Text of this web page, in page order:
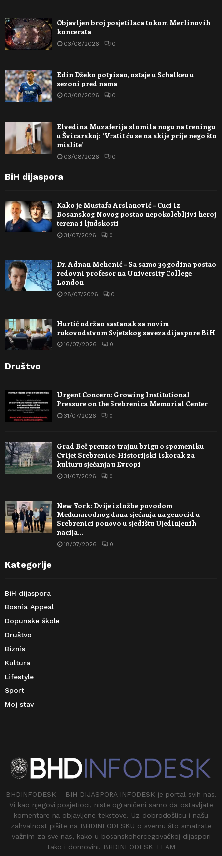
Objavljen broj posjetilaca tokom Merlinovih
koncerata
03/08/2026 0
Edin Džeko potpisao, ostaje u Schalkeu u
sezoni pred nama
03/08/2026 0
Elvedina Muzaferija slomila nogu na treningu
u Švicarskoj: ‘Vratit ću se na skije prije nego što
mislite’
03/08/2026 0
BiH dijaspora
Kako je Mustafa Arslanović – Cuci iz
Bosanskog Novog postao nepokolebljivi heroj
terena i ljudskosti
31/07/2026 0
Dr. Adnan Mehonić – Sa samo 39 godina postao
redovni profesor na University College
London
28/07/2026 0
Hurtić održao sastanak sa novim
rukovodstvom Svjetskog saveza dijaspore BiH
16/07/2026 0
Društvo
Urgent Concern: Growing Institutional
Pressure on the Srebrenica Memorial Center
31/07/2026 0
Grad Beč preuzeo trajnu brigu o spomeniku
Cvijet Srebrenice-Historijski iskorak za
kulturu sjećanja u Evropi
31/07/2026 0
New York: Dvije izložbe povodom
Međunarodnog dana sjećanja na genocid u
Srebrenici ponovo u sjedištu Ujedinjenih
nacija…
18/07/2026 0
Kategorije
BiH dijaspora
Bosnia Appeal
Dopunske škole
Društvo
Biznis
Kultura
Lifestyle
Sport
Moj stav
BHDINFODESK – BIH DIJASPORA INFODESK je portal svih nas.
Vi kao njegovi posjetioci, niste ograničeni samo da ostavljate
komentare na objavljene tekstove. Uz dobrodošlicu i našu
zahvalnost pišite na BHDINFODESKU o svemu što smatrate
važnim za sve nas, kako u bosanskohercegovačkoj dijaspori
tako i domovini. BHDINFODESK TEAM